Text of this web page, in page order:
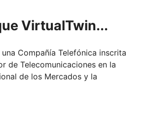
VirtualTwin...
Compañía Telefónica inscrita
de Telecomunicaciones en la
de los Mercados y la